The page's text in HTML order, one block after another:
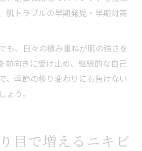
肌トラブルの早期発見・早期対策
も、日々の積み重ねが肌の強さを
前向きに受け止め、継続的な自己
、季節の移り変わりにも負けない
う。
目で増えるニキビ